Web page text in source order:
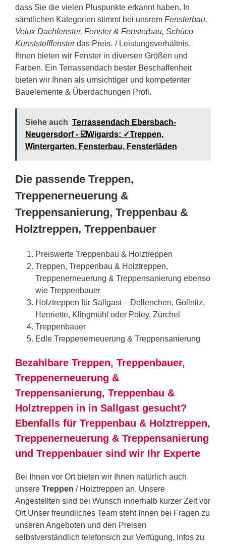
dass Sie die vielen Pluspunkte erkannt haben. In
sämtlichen Kategorien stimmt bei unsrem Fensterbau,
Velux Dachfenster, Fenster & Fensterbau, Schüco
Kunststofffensterdas Preis- / Leistungsverhältnis.
Ihnen bieten wir Fenster in diversen Größen und
Farben. Ein Terrassendach bester Beschaffenheit
bieten wir Ihnen als umsichtiger und kompetenter
Bauelemente & Überdachungen Profi.
Siehe auch Terrassendach Ebersbach-
Neugersdorf - ☑️Wigards: ✓Treppen,
Wintergarten, Fensterbau, Fensterläden
Die passende Treppen,
Treppenerneuerung &
Treppensanierung, Treppenbau &
Holztreppen, Treppenbauer
Preiswerte Treppenbau & Holztreppen
Treppen, Treppenbau & Holztreppen,
Treppenerneuerung & Treppensanierung ebenso
wie Treppenbauer
Holztreppen für Sallgast – Dollenchen, Göllnitz,
Henriette, Klingmühl oder Poley, Zürchel
Treppenbauer
Edle Treppenerneuerung & Treppensanierung
Bezahlbare Treppen, Treppenbauer,
Treppenerneuerung &
Treppensanierung, Treppenbau &
Holztreppen in in Sallgast gesucht?
Ebenfalls für Treppenbau & Holztreppen,
Treppenerneuerung & Treppensanierung
und Treppenbauer sind wir Ihr Experte
Bei Ihnen vor Ort bieten wir Ihnen natürlich auch
unsere Treppen / Holztreppen an. Unsere
Angestellten sind bei Wunsch innerhalb kurzer Zeit vor
Ort.Unser freundliches Team steht Ihnen bei Fragen zu
unseren Angeboten und den Preisen
selbstverständlich telefonsich zur Verfügung. Infos zu